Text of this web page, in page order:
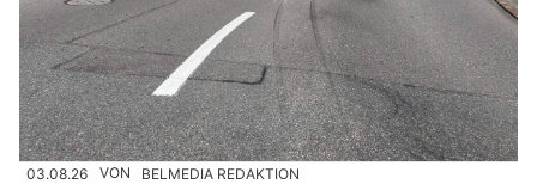
03.08.26 VON BELMEDIA REDAKTION